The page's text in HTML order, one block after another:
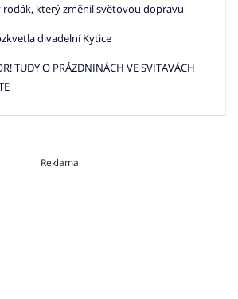
rodák, který změnil světovou dopravu
divadelní Kytice
TUDY O PRÁZDNINÁCH VE SVITAVÁCH
Reklama